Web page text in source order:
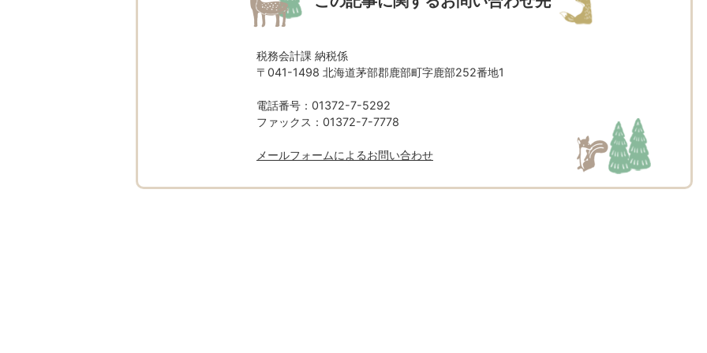
税務会計課 納税係
〒041-1498 北海道茅部郡鹿部町字鹿部252番地1
電話番号：01372-7-5292
ファックス：01372-7-7778
メールフォームによるお問い合わせ